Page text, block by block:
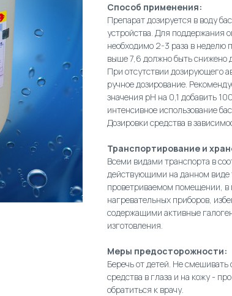
Способ применения:
Препарат дозируется в воду
устройства. Для поддержания
необходимо 2-3 раза в неделю
выше 7,6 должно быть снижено
При отсутствии дозирующего
ручное дозирование.
значения рН на 0,1 добавить
интенсивное использование
Дозировки средства в
Транспортирование и
Всеми видами транспорта в
действующими на данном виде
проветриваемом помещении, в
нагревательных приборов,
содержащими активные
изготовления.
Меры предосторожности:
Беречь от детей. Не
средства в глаза и на кожу -
обратиться к врачу.